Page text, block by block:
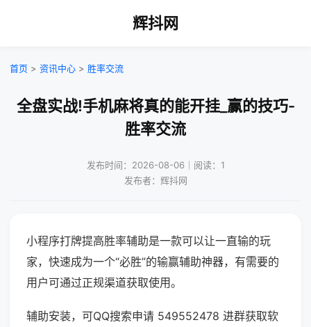
辉抖网
首页 > 资讯中心 > 胜率交流
全盘实战!手机麻将真的能开挂_赢的技巧-
胜率交流
发布时间：2026-08-06｜阅读：1
发布者：辉抖网
小程序打牌提高胜率辅助是一款可以让一直输的玩
家，快速成为一个“必胜”的输赢辅助神器，有需要的
用户可通过正规渠道获取使用。
辅助安装，可QQ搜索申请 549552478 进群获取软